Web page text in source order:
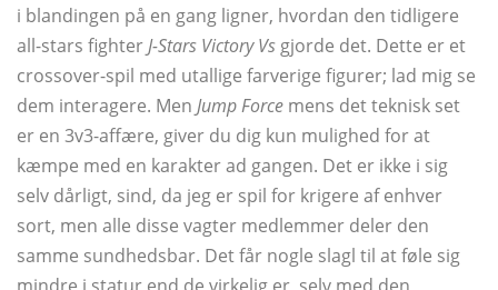
i blandingen på en gang ligner, hvordan den tidligere
all-stars fighterJ-Stars Victory Vs gjorde det. Dette er et
crossover-spil med utallige farverige figurer; lad mig se
dem interagere. Men Jump Force mens det teknisk set
er en 3v3-affære, giver du dig kun mulighed for at
kæmpe med en karakter ad gangen. Det er ikke i sig
selv dårligt, sind, da jeg er spil for krigere af enhver
sort, men alle disse vagter medlemmer deler den
samme sundhedsbar. Det får nogle slagl til at føle sig